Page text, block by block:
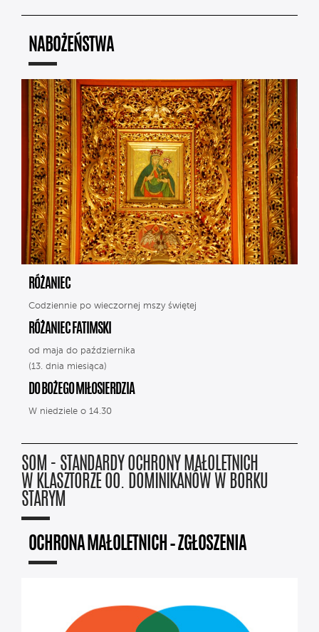
NABOŻEŃSTWA
RÓŻANIEC
Codziennie po wieczornej mszy świętej
RÓŻANIEC FATIMSKI
od maja do października
(13. dnia miesiąca)
DO BOŻEGO MIŁOSIERDZIA
W niedziele o 14.30
SOM - STANDARDY OCHRONY MAŁOLETNICH
W KLASZTORZE OO. DOMINIKANÓW W BORKU
STARYM
OCHRONA MAŁOLETNICH – ZGŁOSZENIA